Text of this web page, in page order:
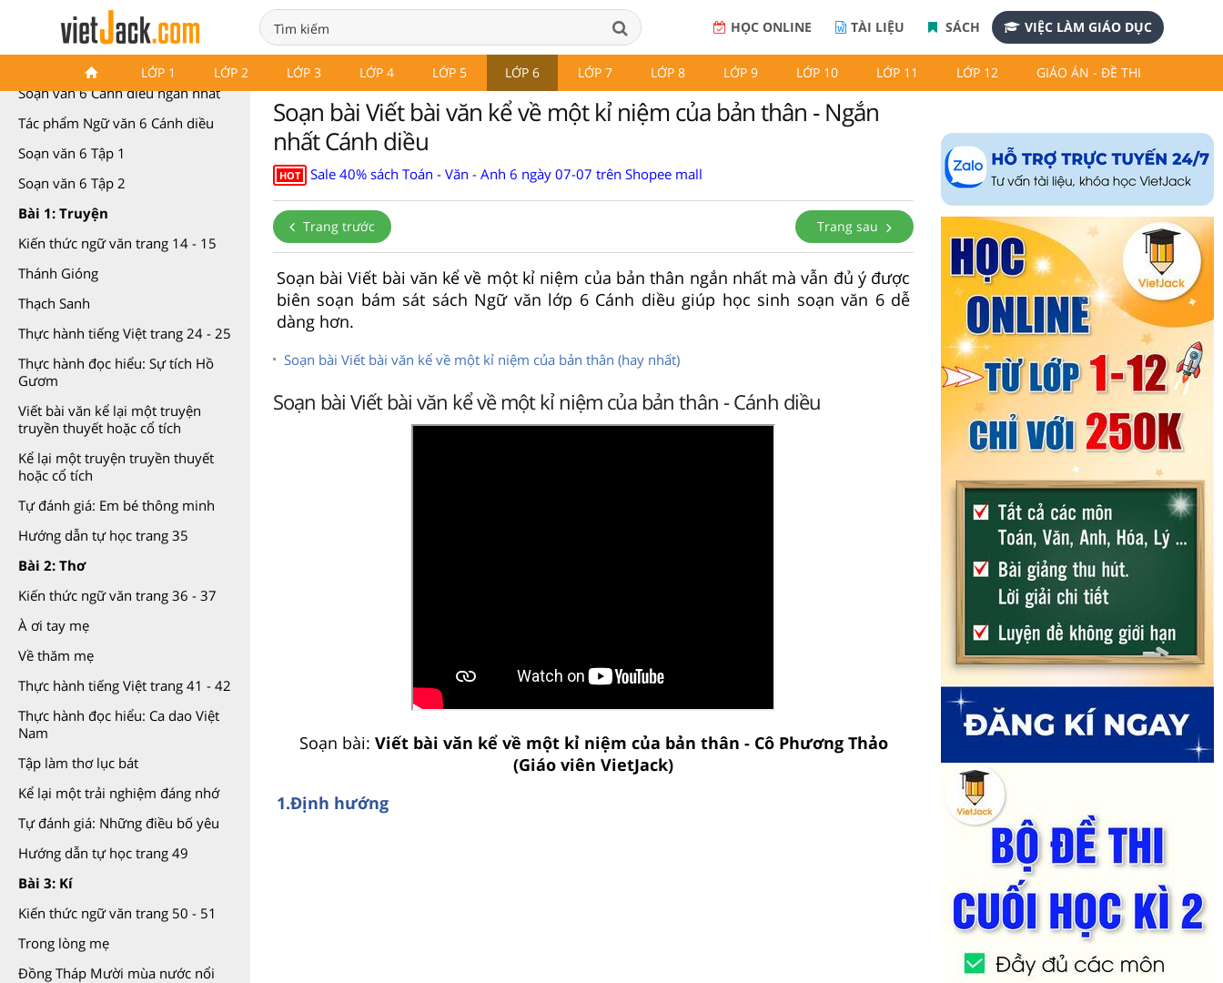
HỌC ONLINE TÀI LIỆU SÁCH VIỆC LÀM GIÁO DỤC
LỚP 1 LỚP 2 LỚP 3 LỚP 4 LỚP 5 LỚP 6 LỚP 7 LỚP 8 LỚP 9 LỚP 10 LỚP 11 LỚP 12 GIÁO ÁN - ĐỀ THI
Soạn văn 6 Cánh diều
Soạn văn 6 Cánh diều ngắn nhất
Tác phẩm Ngữ văn 6 Cánh diều
Soạn văn 6 Tập 1
Soạn văn 6 Tập 2
Bài 1: Truyện
Kiến thức ngữ văn trang 14 - 15
Thánh Gióng
Thạch Sanh
Thực hành tiếng Việt trang 24 - 25
Thực hành đọc hiểu: Sự tích Hồ
Gươm
Viết bài văn kể lại một truyện
truyền thuyết hoặc cổ tích
Kể lại một truyện truyền thuyết
hoặc cổ tích
Tự đánh giá: Em bé thông minh
Hướng dẫn tự học trang 35
Bài 2: Thơ
Kiến thức ngữ văn trang 36 - 37
À ơi tay mẹ
Về thăm mẹ
Thực hành tiếng Việt trang 41 - 42
Thực hành đọc hiểu: Ca dao Việt
Nam
Tập làm thơ lục bát
Kể lại một trải nghiệm đáng nhớ
Tự đánh giá: Những điều bố yêu
Hướng dẫn tự học trang 49
Bài 3: Kí
Kiến thức ngữ văn trang 50 - 51
Trong lòng mẹ
Đồng Tháp Mười mùa nước nổi
Soạn bài Viết bài văn kể về một kỉ niệm của bản thân - Ngắn
nhất Cánh diều
HOT Sale 40% sách Toán - Văn - Anh 6 ngày 07-07 trên Shopee mall
Trang trước Trang sau
Soạn bài Viết bài văn kể về một kỉ niệm của bản thân ngắn nhất mà vẫn đủ ý được
biên soạn bám sát sách Ngữ văn lớp 6 Cánh diều giúp học sinh soạn văn 6 dễ
dàng hơn.
Soạn bài Viết bài văn kể về một kỉ niệm của bản thân (hay nhất)
Soạn bài Viết bài văn kể về một kỉ niệm của bản thân - Cánh diều
Soạn bài: Viết bài văn kể về một kỉ niệm của bản thân - Cô Phương Thảo
(Giáo viên VietJack)
1.Định hướng